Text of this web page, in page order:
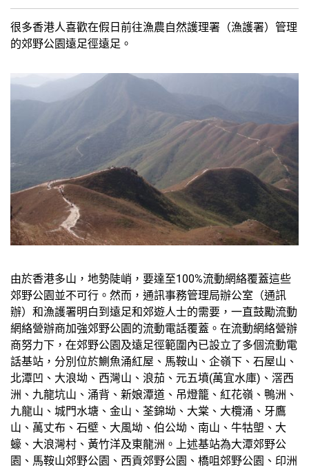
很多香港人喜歡在假日前往漁農自然護理署（漁護署）管理
的郊野公園遠足徑遠足。
由於香港多山，地勢陡峭，要達至100%流動網絡覆蓋這些
郊野公園並不可行。然而，通訊事務管理局辦公室（通訊
辦）和漁護署明白到遠足和郊遊人士的需要，一直鼓勵流動
網絡營辦商加強郊野公園的流動電話覆蓋。在流動網絡營辦
商努力下，在郊野公園及遠足徑範圍內已設立了多個流動電
話基站，分別位於鰂魚涌紅屋、馬鞍山、企嶺下、石屋山、
北潭凹、大浪坳、西灣山、浪茄、元五墳(萬宜水庫)、滘西
洲、九龍坑山、涌背、新娘潭道、吊燈籠、紅花嶺、鴨洲、
九龍山、城門水塘、金山、荃錦坳、大棠、大欖涌、牙鷹
山、萬丈布、石壁、大風坳、伯公坳、南山、牛牯塱、大
蠔、大浪灣村、黃竹洋及東龍洲。上述基站為大潭郊野公
園、馬鞍山郊野公園、西貢郊野公園、橋咀郊野公園、印洲